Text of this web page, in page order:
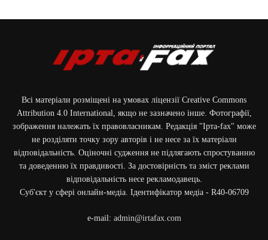
Всі матеріали розміщені на умовах ліцензії Creative Commons
Attribution 4.0 International, якщо не зазначено інше. Фотографії,
зображення належать їх правовласникам. Редакція "Ірта-fax" може
не розділяти точку зору авторів і не несе за їх матеріали
відповідальність. Оціночні судження не підлягають спростуванню
та доведенню їх правдивості. За достовірність та зміст реклами
відповідальність несе рекламодавець.
Cуб'єкт у сфері онлайн-медіа. Ідентифікатор медіа - R40-06709
e-mail: admin@irtafax.com